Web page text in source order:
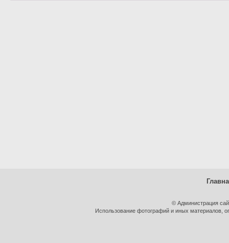
© Администрация
Использование фотографий и иных материалов,